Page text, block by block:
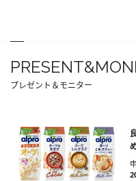
プレゼント＆モニター